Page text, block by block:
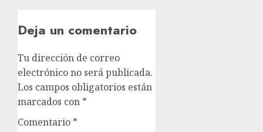
Deja un comentario
Tu dirección de correo
electrónico no será publicada.
Los campos obligatorios están
marcados con *
Comentario *